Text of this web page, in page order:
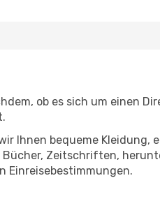
ob es sich um einen
Ihnen bequeme Kleidung,
Zeitschriften,
Einreisebestimmungen.